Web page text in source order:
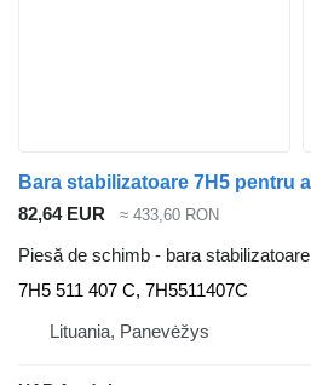
82,64 EUR ≈ 433,60 RON
Piesă de schimb - bara stabilizatoare
7H5 511 407 C, 7H5511407C
Lituania, Panevėžys